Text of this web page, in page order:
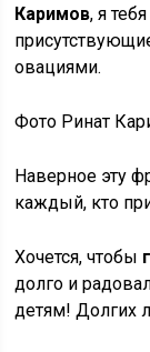
Каримов, я
овациями.
Фото Ринат
Наверное эту
каждый, кто
Хочется, чтобы
долго и
детям! Долгих